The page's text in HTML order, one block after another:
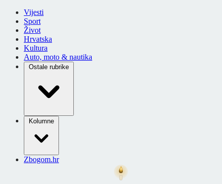
Vijesti
Sport
Život
Hrvatska
Kultura
Auto, moto & nautika
Ostale rubrike
Kolumne
Zbogom.hr